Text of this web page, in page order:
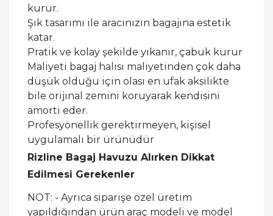
kurur.
Şık tasarımı ile aracınızın bagajına estetik
katar.
Pratik ve kolay şekilde yıkanır, çabuk kurur
Maliyeti bagaj halısı maliyetinden çok daha
düşük olduğu için olası en ufak aksilikte
bile orijinal zemini koruyarak kendisini
amorti eder.
Profesyonellik gerektirmeyen, kişisel
uygulamalı bir ürünüdür
Rizline Bagaj Havuzu Alırken Dikkat
Edilmesi Gerekenler
NOT: - Ayrıca siparişe özel üretim
yapıldığından ürün araç modeli ve model